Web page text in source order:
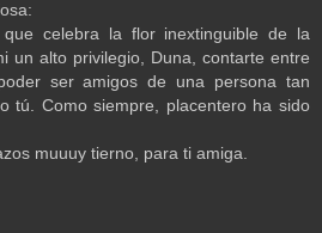
celebra la flor inextinguible de la
un alto privilegio, Duna, contarte entre
ser amigos de una persona tan
tú. Como siempre, placentero ha sido
muuuy tierno, para ti amiga.